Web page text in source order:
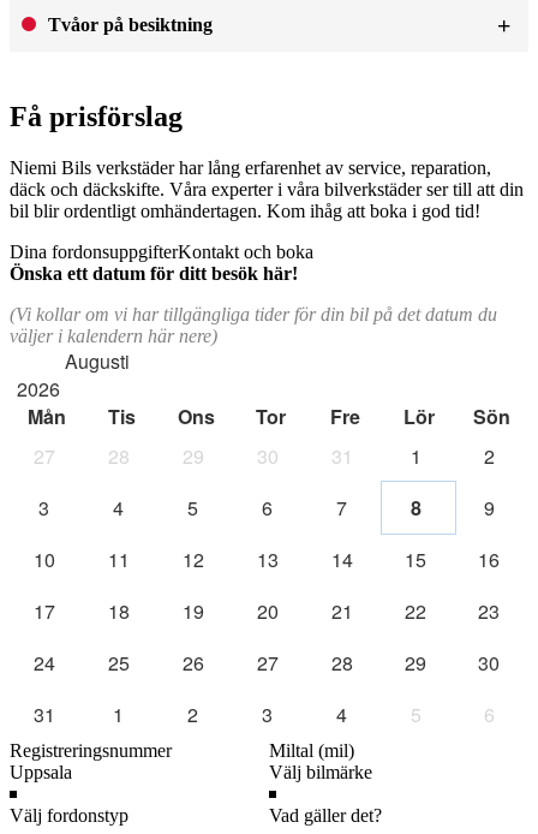
Tvåor på besiktning
Få prisförslag
Niemi Bils verkstäder har lång erfarenhet av service, reparation,
däck och däckskifte. Våra experter i våra bilverkstäder ser till att din
bil blir ordentligt omhändertagen. Kom ihåg att boka i god tid!
Dina fordonsuppgifterKontakt och boka
Önska ett datum för ditt besök här!
(Vi kollar om vi har tillgängliga tider för din bil på det datum du
väljer i kalendern här nere)
Augusti
2026
Mån
Tis Ons Tor Fre Lör
Sön
27
28 29 30 31 1
2
3
4 5 6 7 8
9
10
11 12 13 14 15
16
17
18 19 20 21 22
23
24
25 26 27 28 29
30
31
1 2 3 4 5 6